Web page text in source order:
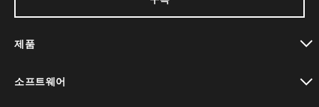
제품
소프트웨어